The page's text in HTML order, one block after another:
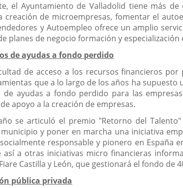
el Ayuntamiento de Valladolid tiene más
creación de microempresas, fomentar el
y Autoempleo ofrece un amplio
planes de negocio formación y
de ayudas a fondo perdido
de acceso a los recursos financieros
que a lo largo de los años ha
de ayudas a fondo perdido para las
apoyo a la creación de empresas.
se articuló el premio "Retorno del
y poner en marcha una iniciativa
responsable y pionero en España
así a otras iniciativas micro financieras
Castilla y León, que gestionará el fondo
pública privada